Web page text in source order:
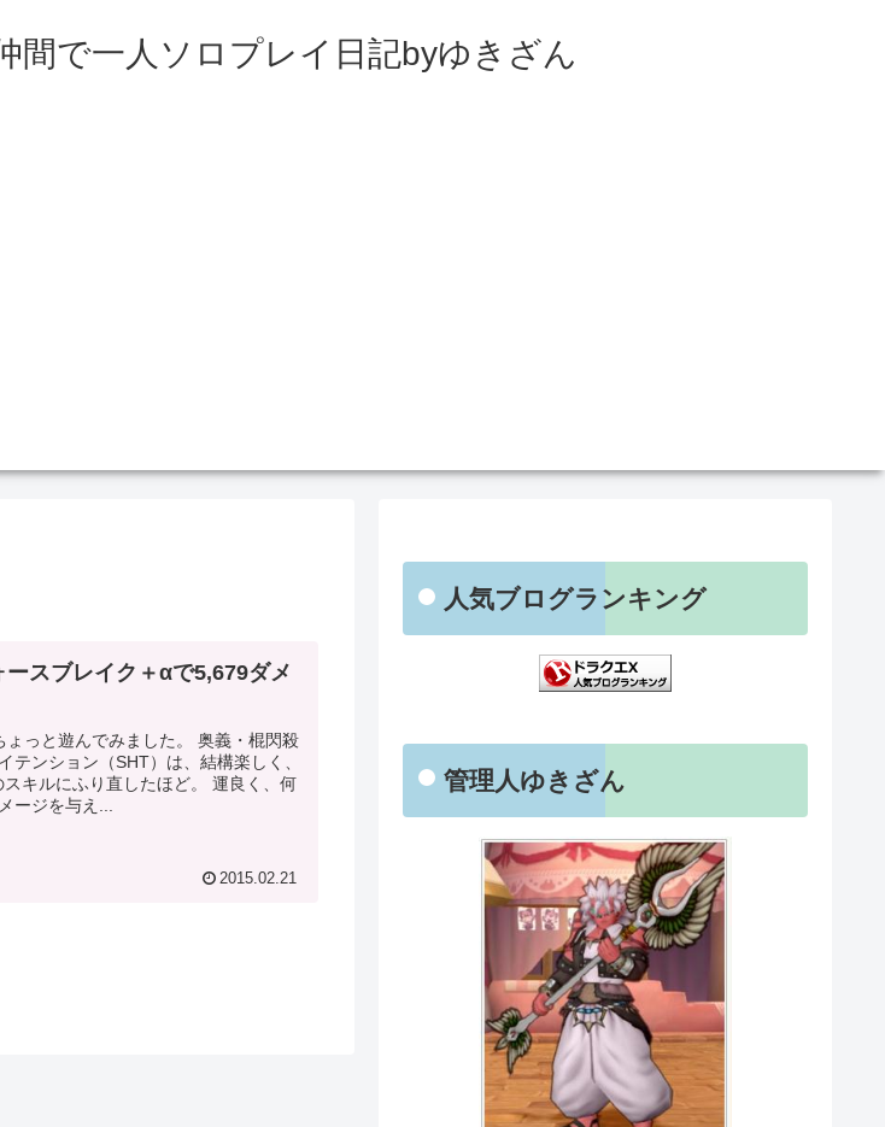
間で一人ソロプレイ日記byゆきざん
スブレイク＋αで5,679ダメ
っと遊んでみました。 奥義・棍閃殺
テンション（SHT）は、結構楽しく、
キルにふり直したほど。 運良く、何
ージを与え...
2015.02.21
人気ブログランキング
管理人ゆきざん